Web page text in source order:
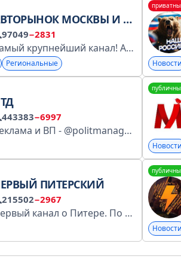
МОСКВЫ И ПИТЕРА РФ
97049−2831
Самый крупнейший канал! Администрация канала, не несёт ответственность ,за продавцов автомобилей! По РЕКЛАМЕ писать сюда @sasha121083 Выложить объявление @Zevakov_n
Региональные Новости
443383−6997
Реклама и ВП - @politmanagertg @voprosyreklamy — Почему меня забанили в комментариях? — Потому что
Новости
ПИТЕРСКИЙ
215502−2967
Первый канал о Питере. По рекламе: @mossovet Работаем с @Tgpodbor_official, @swaymedia и @Spiral_Yuri Предложить новость: @piterguru_bot РКН: https://clck.ru/3GiqrZ
Новости